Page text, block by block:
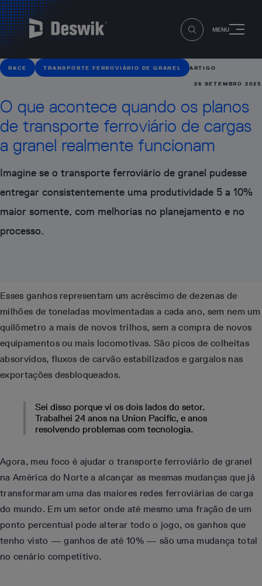
MENU
RACE TRANSPORTE FERROVIÁRIO DE GRANEL ARTIGO
26 SETEMBRO 2025
O que acontece quando os planos
de transporte ferroviário de cargas
a granel realmente funcionam
Imagine se o transporte ferroviário de granel pudesse
entregar consistentemente uma produtividade 5 a 10%
maior somente, com melhorias no planejamento e no
processo.
Esses ganhos representam um acréscimo de dezenas de
milhões de toneladas movimentadas a cada ano, sem nem um
quilômetro a mais de novos trilhos, sem a compra de novos
equipamentos ou mais locomotivas. São picos de colheitas
absorvidos, fluxos de carvão estabilizados e gargalos nas
exportações desbloqueados.
Sei disso porque vi os dois lados do setor.
Trabalhei 24 anos na Union Pacific, e anos
resolvendo problemas com tecnologia.
Agora, meu foco é ajudar o transporte ferroviário de granel
na América do Norte a alcançar as mesmas mudanças que já
transformaram uma das maiores redes ferroviárias de carga
do mundo. Em um setor onde até mesmo uma fração de um
ponto percentual pode alterar todo o jogo, os ganhos que
tenho visto — ganhos de até 10% — são uma mudança total
no cenário competitivo.